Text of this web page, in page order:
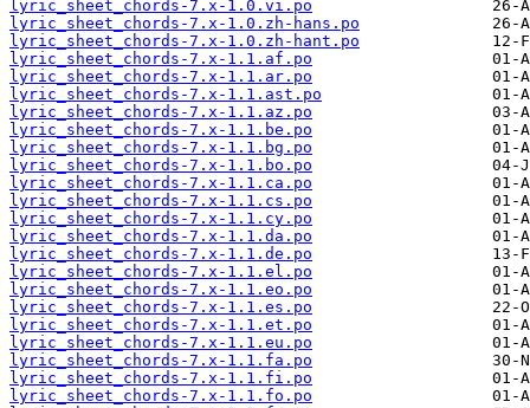
lyric_sheet_chords-7.x-1.0.vi.po
lyric_sheet_chords-7.x-1.0.zh-hans.po
lyric_sheet_chords-7.x-1.0.zh-hant.po
lyric_sheet_chords-7.x-1.1.af.po
lyric_sheet_chords-7.x-1.1.ar.po
lyric_sheet_chords-7.x-1.1.ast.po
lyric_sheet_chords-7.x-1.1.az.po
lyric_sheet_chords-7.x-1.1.be.po
lyric_sheet_chords-7.x-1.1.bg.po
lyric_sheet_chords-7.x-1.1.bo.po
lyric_sheet_chords-7.x-1.1.ca.po
lyric_sheet_chords-7.x-1.1.cs.po
lyric_sheet_chords-7.x-1.1.cy.po
lyric_sheet_chords-7.x-1.1.da.po
lyric_sheet_chords-7.x-1.1.de.po
lyric_sheet_chords-7.x-1.1.el.po
lyric_sheet_chords-7.x-1.1.eo.po
lyric_sheet_chords-7.x-1.1.es.po
lyric_sheet_chords-7.x-1.1.et.po
lyric_sheet_chords-7.x-1.1.eu.po
lyric_sheet_chords-7.x-1.1.fa.po
lyric_sheet_chords-7.x-1.1.fi.po
lyric_sheet_chords-7.x-1.1.fo.po